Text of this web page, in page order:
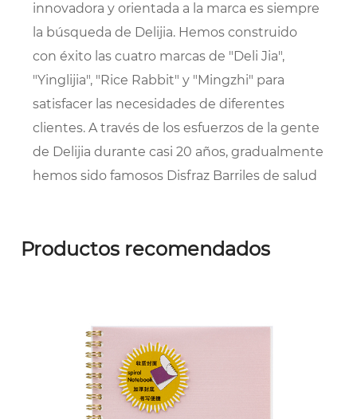
innovadora y orientada a la marca es siempre
la búsqueda de Delijia. Hemos construido
con éxito las cuatro marcas de "Deli Jia",
"Yinglijia", "Rice Rabbit" y "Mingzhi" para
satisfacer las necesidades de diferentes
clientes. A través de los esfuerzos de la gente
de Delijia durante casi 20 años, gradualmente
hemos sido famosos Disfraz Barriles de salud
reconocido por la sociedad y los socios. En
marca comercial famosa en Taizhou y
participó en la redacción del "estándar de la
industria del libro" nacional; en 2005, fue
galardonado con la "Empresa de
Productos recomendados